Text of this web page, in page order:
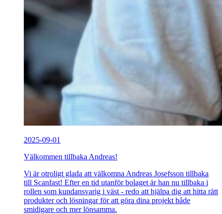
2025-09-01
Välkommen tillbaka Andreas!
Vi är otroligt glada att välkomna Andreas Josefsson tillbaka
till Scanfast! Efter en tid utanför bolaget är han nu tillbaka i
rollen som kundansvarig i väst - redo att hjälpa dig att hitta rätt
produkter och lösningar för att göra dina projekt både
smidigare och mer lönsamma.